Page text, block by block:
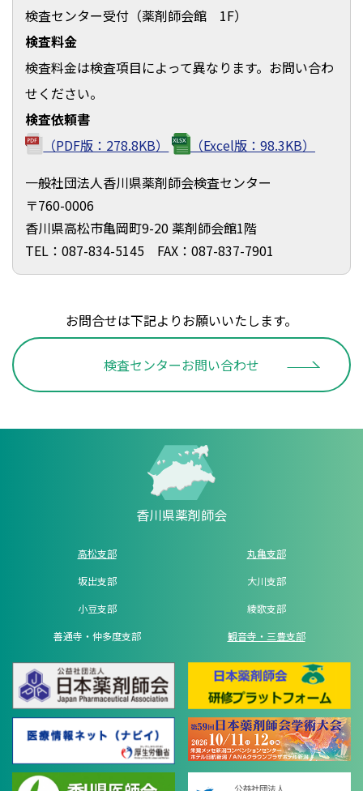
検査センター受付（薬剤師会館 1F）
検査料金
検査料金は検査項目によって異なります。お問い合わ
せください。
検査依頼書
（PDF版：278.8KB）
（Excel版：98.3KB）
一般社団法人香川県薬剤師会検査センター
〒760-0006
香川県高松市亀岡町9-20 薬剤師会館1階
TEL：087-834-5145 FAX：087-837-7901
お問合せは下記よりお願いいたします。
検査センターお問い合わせ
香川県薬剤師会
高松支部
丸亀支部
坂出支部
大川支部
小豆支部
綾歌支部
善通寺・仲多度支部
観音寺・三豊支部